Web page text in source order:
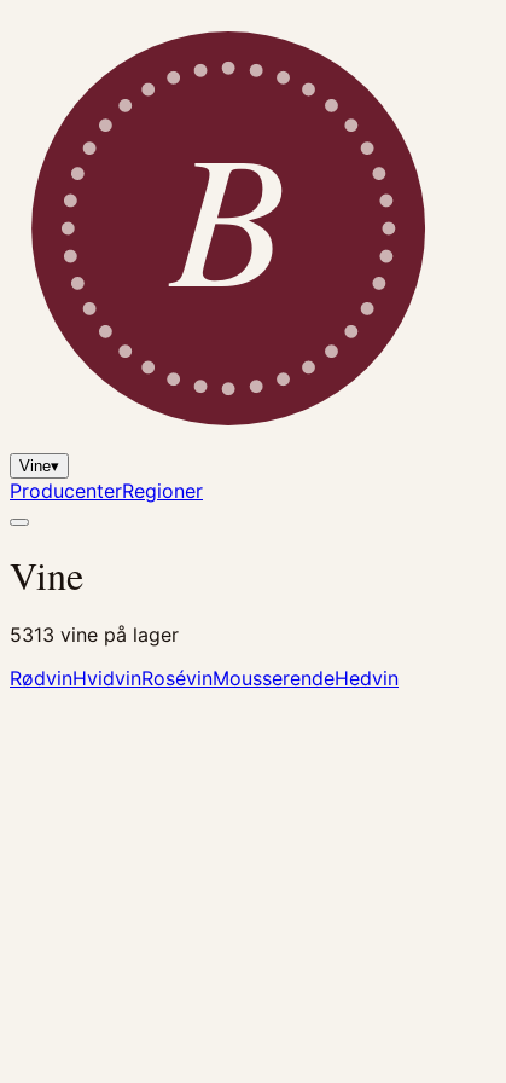
B
Vine▾
ProducenterRegioner
Vine
5313 vine på lager
RødvinHvidvinRosévinMousserendeHedvin